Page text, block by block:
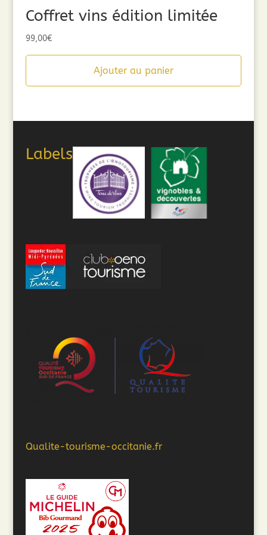
Coffret vins édition limitée
99,00€
Ajouter au panier
Labels
Qualite-tourisme-occitanie.fr